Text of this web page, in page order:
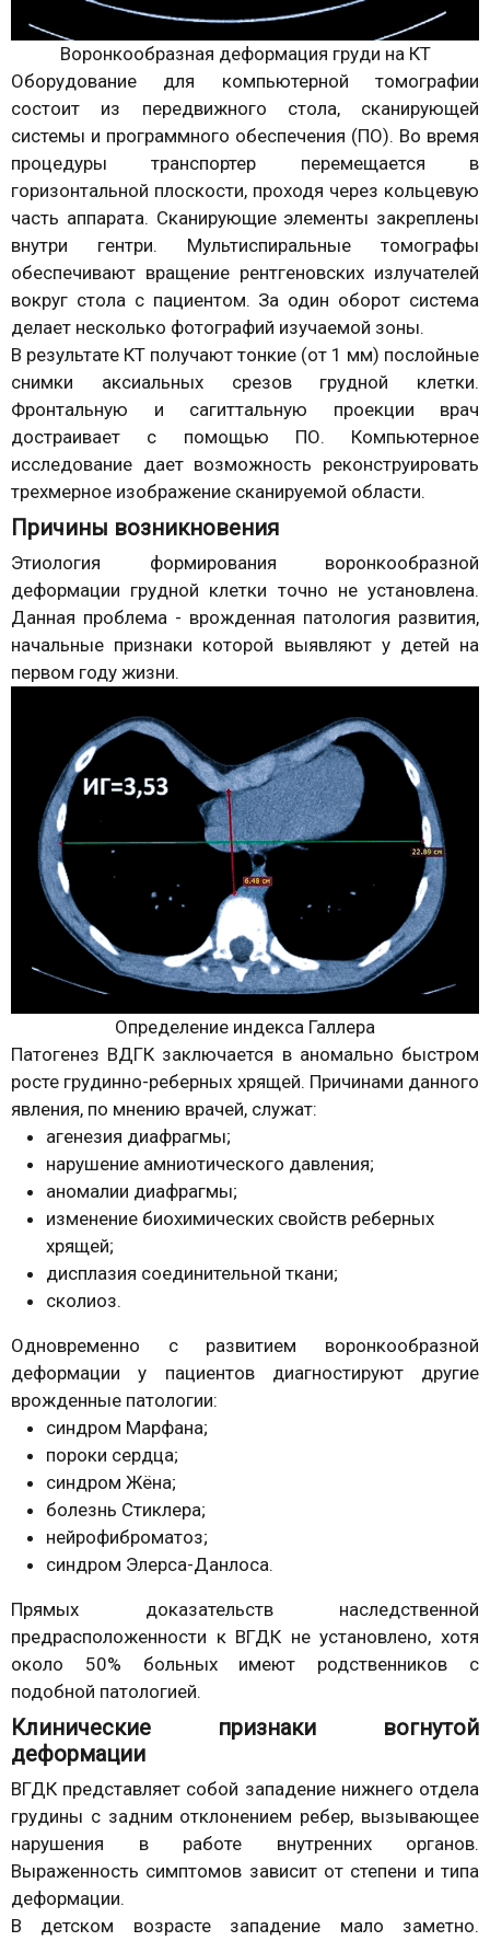
Воронкообразная деформация груди на КТ
Оборудование для компьютерной томографии
состоит из передвижного стола, сканирующей
системы и программного обеспечения (ПО). Во время
процедуры транспортер перемещается в
горизонтальной плоскости, проходя через кольцевую
часть аппарата. Сканирующие элементы закреплены
внутри гентри. Мультиспиральные томографы
обеспечивают вращение рентгеновских излучателей
вокруг стола с пациентом. За один оборот система
делает несколько фотографий изучаемой зоны.
В результате КТ получают тонкие (от 1 мм) послойные
снимки аксиальных срезов грудной клетки.
Фронтальную и сагиттальную проекции врач
достраивает с помощью ПО. Компьютерное
исследование дает возможность реконструировать
трехмерное изображение сканируемой области.
Причины возникновения
Этиология формирования воронкообразной
деформации грудной клетки точно не установлена.
Данная проблема - врожденная патология развития,
начальные признаки которой выявляют у детей на
первом году жизни.
Определение индекса Галлера
Патогенез ВДГК заключается в аномально быстром
росте грудинно-реберных хрящей. Причинами данного
явления, по мнению врачей, служат:
агенезия диафрагмы;
нарушение амниотического давления;
аномалии диафрагмы;
изменение биохимических свойств реберных
хрящей;
дисплазия соединительной ткани;
сколиоз.
Одновременно с развитием воронкообразной
деформации у пациентов диагностируют другие
врожденные патологии:
синдром Марфана;
пороки сердца;
синдром Жёна;
болезнь Стиклера;
нейрофиброматоз;
синдром Элерса-Данлоса.
Прямых доказательств наследственной
предрасположенности к ВГДК не установлено, хотя
около 50% больных имеют родственников с
подобной патологией.
Клинические признаки вогнутой
деформации
ВГДК представляет собой западение нижнего отдела
грудины с задним отклонением ребер, вызывающее
нарушения в работе внутренних органов.
Выраженность симптомов зависит от степени и типа
деформации.
В детском возрасте западение мало заметно.